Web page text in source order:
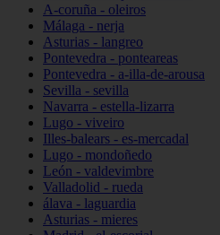
A-coruña - oleiros
Málaga - nerja
Asturias - langreo
Pontevedra - ponteareas
Pontevedra - a-illa-de-arousa
Sevilla - sevilla
Navarra - estella-lizarra
Lugo - viveiro
Illes-balears - es-mercadal
Lugo - mondoñedo
León - valdevimbre
Valladolid - rueda
álava - laguardia
Asturias - mieres